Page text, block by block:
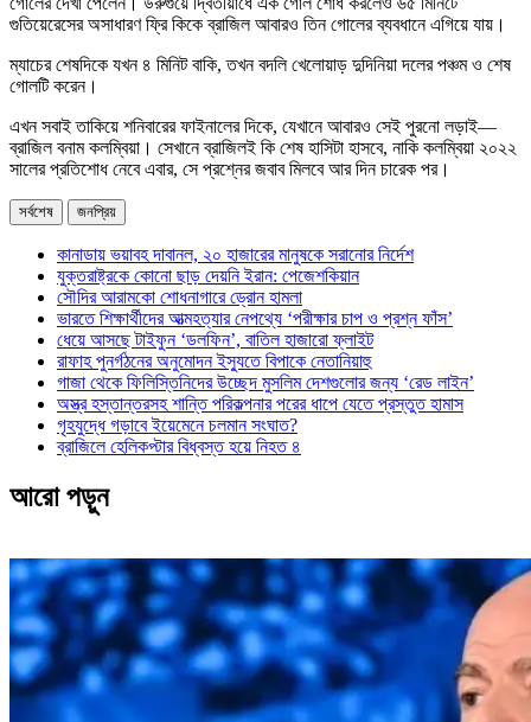
গুতিয়েরেসের অসাধারণ ফ্রি কিকে ব্রাজিল আবারও তিন গোলের ব্যবধানে এগিয়ে যায়।
ম্যাচের শেষদিকে যখন ৪ মিনিট বাকি, তখন বদলি খেলোয়াড় দুদিনিয়া দলের পঞ্চম ও শেষ
গোলটি করেন।
এখন সবাই তাকিয়ে শনিবারের ফাইনালের দিকে, যেখানে আবারও সেই পুরনো লড়াই—
ব্রাজিল বনাম কলম্বিয়া। সেখানে ব্রাজিলই কি শেষ হাসিটা হাসবে, নাকি কলম্বিয়া ২০২২
সালের প্রতিশোধ নেবে এবার, সে প্রশ্নের জবাব মিলবে আর দিন চারেক পর।
সর্বশেষ জনপ্রিয়
কানাডায় ভয়াবহ দাবানল, ২০ হাজারের মানুষকে সরানোর নির্দেশ
যুক্তরাষ্ট্রকে কোনো ছাড় দেয়নি ইরান: পেজেশকিয়ান
সৌদির আরামকো শোধনাগারে ড্রোন হামলা
ভারতে শিক্ষার্থীদের আত্মহত্যার নেপথ্যে ‘পরীক্ষার চাপ ও প্রশ্ন ফাঁস’
ধেয়ে আসছে টাইফুন ‘ডলফিন’, বাতিল হাজারো ফ্লাইট
রাফাহ পুনর্গঠনের অনুমোদন ইস্যুতে বিপাকে নেতানিয়াহু
গাজা থেকে ফিলিস্তিনিদের উচ্ছেদ মুসলিম দেশগুলোর জন্য ‘রেড লাইন’
অস্ত্র হস্তান্তরসহ শান্তি পরিকল্পনার পরের ধাপে যেতে প্রস্তুত হামাস
গৃহযুদ্ধে গড়াবে ইয়েমেনে চলমান সংঘাত?
ব্রাজিলে হেলিকপ্টার বিধ্বস্ত হয়ে নিহত ৪
আরো পড়ুন